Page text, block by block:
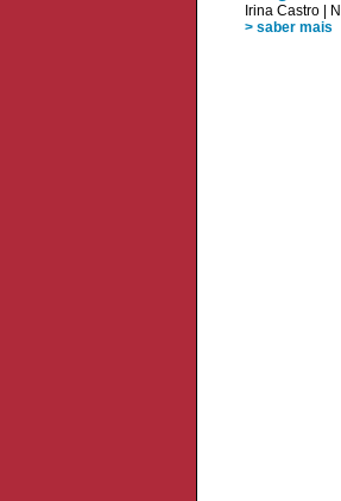
Irina Castro
> saber mais